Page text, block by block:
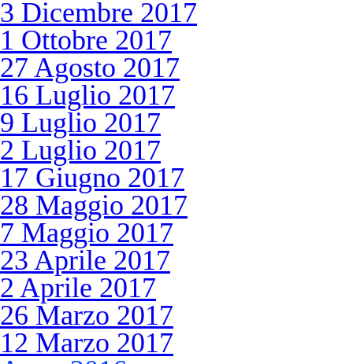
3 Dicembre 2017
1 Ottobre 2017
27 Agosto 2017
16 Luglio 2017
9 Luglio 2017
2 Luglio 2017
17 Giugno 2017
28 Maggio 2017
7 Maggio 2017
23 Aprile 2017
2 Aprile 2017
26 Marzo 2017
12 Marzo 2017